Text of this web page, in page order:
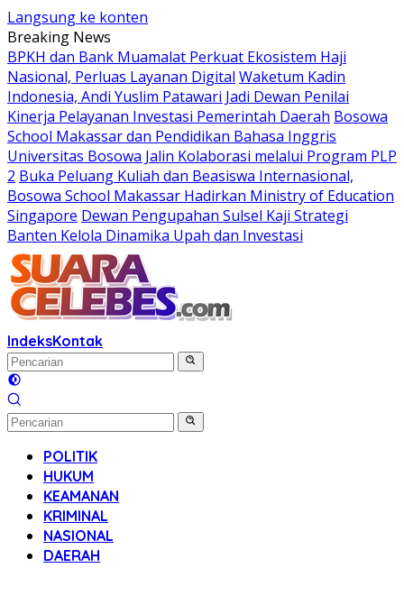
Langsung ke konten
Breaking News
BPKH dan Bank Muamalat Perkuat Ekosistem Haji
Nasional, Perluas Layanan Digital Waketum Kadin
Indonesia, Andi Yuslim Patawari Jadi Dewan Penilai
Kinerja Pelayanan Investasi Pemerintah Daerah Bosowa
School Makassar dan Pendidikan Bahasa Inggris
Universitas Bosowa Jalin Kolaborasi melalui Program PLP
2 Buka Peluang Kuliah dan Beasiswa Internasional,
Bosowa School Makassar Hadirkan Ministry of Education
Singapore Dewan Pengupahan Sulsel Kaji Strategi
Banten Kelola Dinamika Upah dan Investasi
IndeksKontak
POLITIK
HUKUM
KEAMANAN
KRIMINAL
NASIONAL
DAERAH